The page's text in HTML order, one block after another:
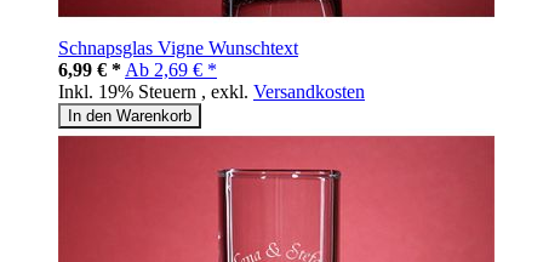
Schnapsglas Vigne Wunschtext
6,99 € * Ab 2,69 € *
Inkl. 19% Steuern , exkl. Versandkosten
In den Warenkorb